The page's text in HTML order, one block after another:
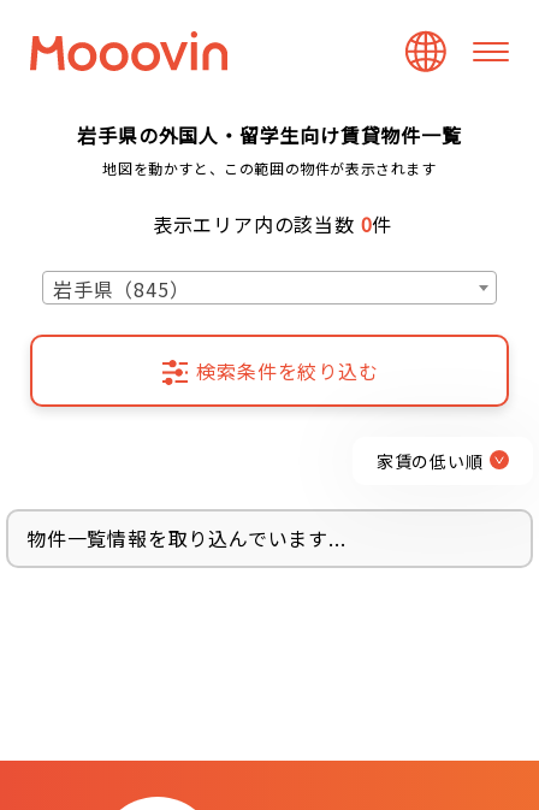
岩手県の外国人・留学生向け賃貸物件一覧
地図を動かすと、この範囲の物件が表示されます
表示エリア内の該当数 0件
岩手県（845）
検索条件を絞り込む
家賃の低い順
物件一覧情報を取り込んでいます...